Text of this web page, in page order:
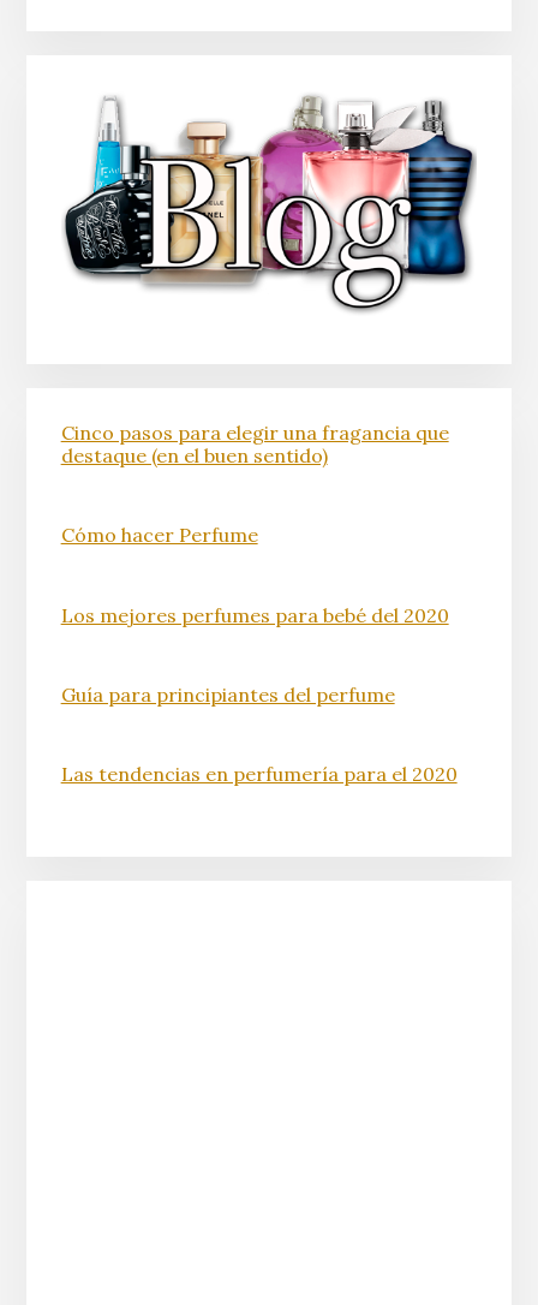
Cinco pasos para elegir una fragancia que
destaque (en el buen sentido)
Cómo hacer Perfume
Los mejores perfumes para bebé del 2020
Guía para principiantes del perfume
Las tendencias en perfumería para el 2020